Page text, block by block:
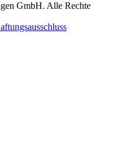
GmbH. Alle Rechte